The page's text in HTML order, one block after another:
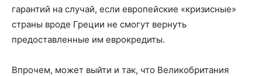
гарантий на случай, если европейские «кризисные»
страны вроде Греции не смогут вернуть
предоставленные им еврокредиты.
Впрочем, может выйти и так, что Великобритания